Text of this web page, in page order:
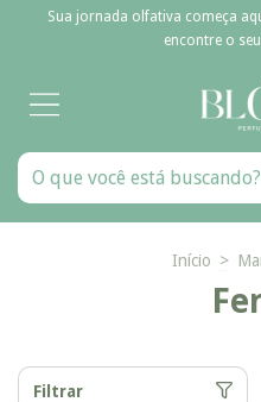
Sua jornada olfativa começa
encontre o
Início >
Filtrar